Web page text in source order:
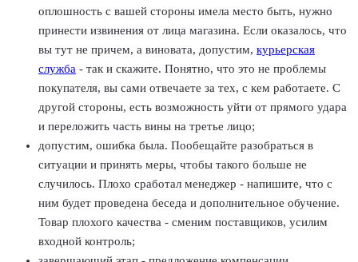
оплошность с вашей стороны имела место быть, нужно
принести извинения от лица магазина. Если оказалось, что
вы тут не причем, а виновата, допустим, курьерская
служба - так и скажите. Понятно, что это не проблемы
покупателя, вы сами отвечаете за тех, с кем работаете. С
другой стороны, есть возможность уйти от прямого удара
и переложить часть вины на третье лицо;
допустим, ошибка была. Пообещайте разобраться в
ситуации и принять меры, чтобы такого больше не
случилось. Плохо сработал менеджер - напишите, что с
ним будет проведена беседа и дополнительное обучение.
Товар плохого качества - сменим поставщиков, усилим
входной контроль;